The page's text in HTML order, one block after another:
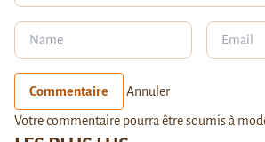
Commentaire Annuler
Votre commentaire pourra être soumis à